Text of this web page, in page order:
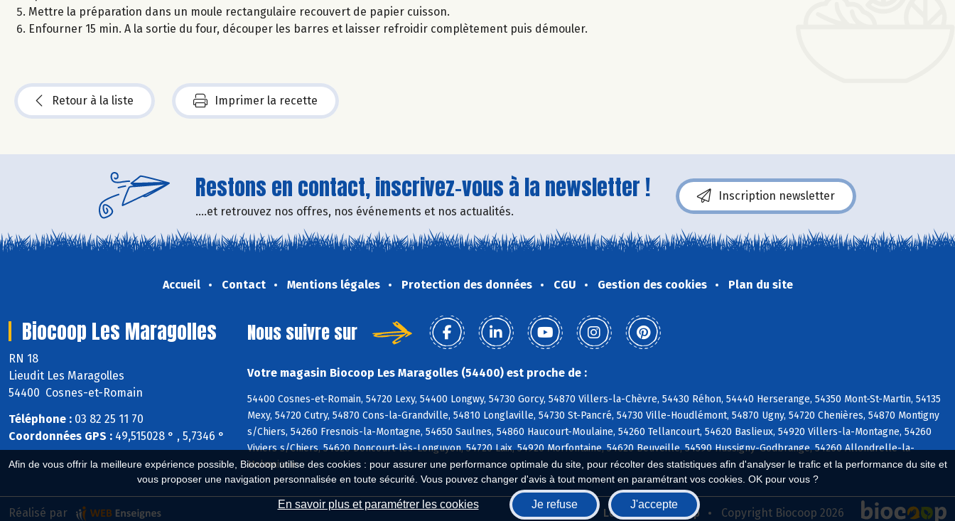
Afin de vous offrir la meilleure expérience possible, Biocoop utilise des cookies : pour assurer une performance optimale du site, pour récolter des statistiques afin d'analyser le trafic et la performance du site et
vous proposer une navigation personnalisée en toute sécurité. Vous pouvez changer d'avis à tout moment en paramétrant vos cookies. OK pour vous ?
En savoir plus et paramétrer les cookies Je refuse J'accepte
Mettre la préparation dans un moule rectangulaire recouvert de papier cuisson.
Enfourner 15 min. A la sortie du four, découper les barres et laisser refroidir complètement puis démouler.
Retour à la liste Imprimer la recette
Restons en contact, inscrivez-vous à la newsletter !
....et retrouvez nos offres, nos événements et nos actualités.
Inscription newsletter
Accueil Contact Mentions légales Protection des données CGU Gestion des cookies Plan du site
Biocoop Les Maragolles
RN 18
Lieudit Les Maragolles
54400 Cosnes-et-Romain
Téléphone : 03 82 25 11 70
Coordonnées GPS : 49,515028 ° , 5,7346 °
Nous suivre sur
Votre magasin Biocoop Les Maragolles (54400) est proche de :
54400 Cosnes-et-Romain, 54720 Lexy, 54400 Longwy, 54730 Gorcy, 54870 Villers-la-Chèvre, 54430 Réhon, 54440 Herserange, 54350 Mont-St-Martin, 54135
Mexy, 54720 Cutry, 54870 Cons-la-Grandville, 54810 Longlaville, 54730 St-Pancré, 54730 Ville-Houdlémont, 54870 Ugny, 54720 Chenières, 54870 Montigny
s/Chiers, 54260 Fresnois-la-Montagne, 54650 Saulnes, 54860 Haucourt-Moulaine, 54260 Tellancourt, 54620 Baslieux, 54920 Villers-la-Montagne, 54260
Viviers s/Chiers, 54620 Doncourt-lès-Longuyon, 54720 Laix, 54920 Morfontaine, 54620 Beuveille, 54590 Hussigny-Godbrange, 54260 Allondrelle-la-
Malmaison
Biocoop.fr Le réseau Biocoop Copyright Biocoop 2026
Réalisé par